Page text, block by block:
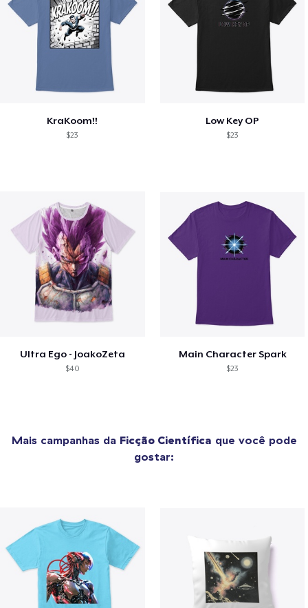
KraKoom!!
$23
Low Key OP
$23
Ultra Ego - JoakoZeta
$40
Main Character Spark
$23
Mais campanhas da Ficção Científica que você pode
gostar: